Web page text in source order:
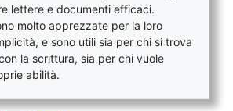
lettere e documenti efficaci.
molto apprezzate per la loro
e sono utili sia per chi si trova
la scrittura, sia per chi vuole
abilità.